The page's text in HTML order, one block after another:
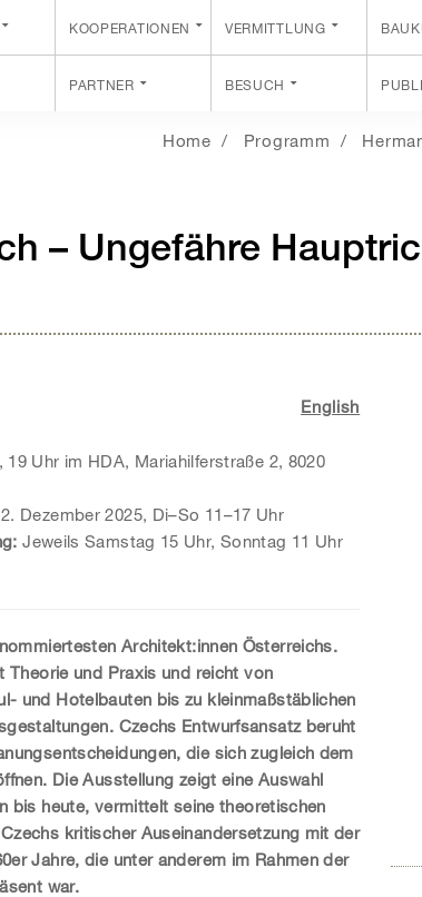
KOOPERATIONEN VERMITTLUNG
PARTNER BESUCH
Home Programm
– Ungefähre
English
19 Uhr im HDA, Mariahilferstraße 2, 8020
Dezember 2025, Di–So 11–17 Uhr
Jeweils Samstag 15 Uhr, Sonntag 11 Uhr
Architekt:innen Österreichs.
Theorie und Praxis und reicht von
und Hotelbauten bis zu kleinmaßstäblichen
Czechs Entwurfsansatz beruht
die sich zugleich dem
Die Ausstellung zeigt eine Auswahl
bis heute, vermittelt seine theoretischen
kritischer Auseinandersetzung mit der
Jahre, die unter anderem im Rahmen der
war.